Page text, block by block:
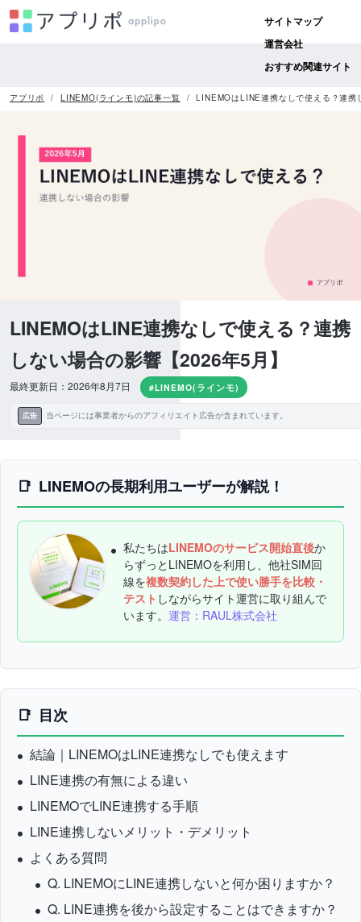
サイトマップ
運営会社
おすすめ関連サイト
アプリポ LINEMO(ラインモ)の記事一覧 LINEMOはLINE連携なしで使える？連
LINEMOはLINE連携なしで使える？連携
しない場合の影響【2026年5月】
最終更新日：2026年8月7日 #LINEMO(ラインモ)
広告 当ページには事業者からのアフィリエイト広告が含まれています。
LINEMOの長期利用ユーザーが解説！
私たちはLINEMOのサービス開始直後か
らずっとLINEMOを利用し、他社SIM回
線を複数契約した上で使い勝手を比較・
テスト しながらサイト運営に取り組んで
います。 運営：RAUL株式会社
目次
結論｜LINEMOはLINE連携なしでも使えます
LINE連携の有無による違い
LINEMOでLINE連携する手順
LINE連携しないメリット・デメリット
よくある質問
Q. LINEMOにLINE連携しないと何か困りますか？
Q. LINE連携を後から設定することはできますか？